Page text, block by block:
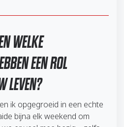
WELKE
EEN ROL
LEVEN?
ik opgegroeid in een echte
bijna elk weekend om